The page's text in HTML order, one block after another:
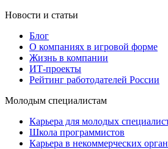
Новости и статьи
Блог
О компаниях в игровой форме
Жизнь в компании
ИТ-проекты
Рейтинг работодателей России
Молодым специалистам
Карьера для молодых
Школа программистов
Карьера в некоммерческих